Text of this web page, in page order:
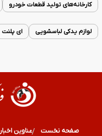
کارخانه‌های تولید قطعات خودرو
لوازم یدکی لباسشویی ای پلنت
صفحه نخست عناوین اخبار